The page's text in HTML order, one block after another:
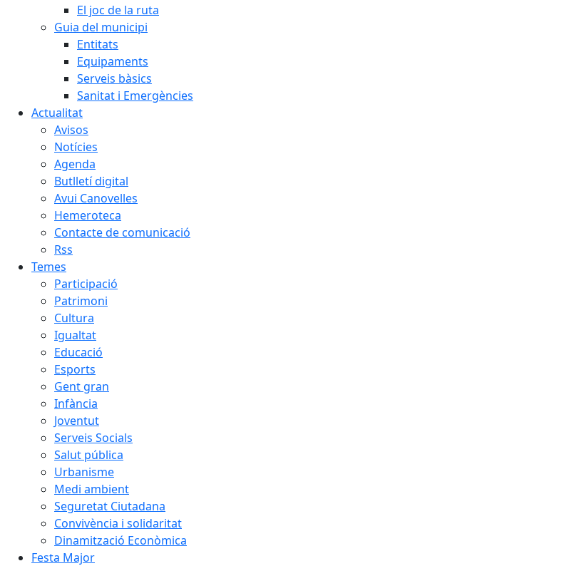
El joc de la ruta
Guia del municipi
Entitats
Equipaments
Serveis bàsics
Sanitat i Emergències
Actualitat
Avisos
Notícies
Agenda
Butlletí digital
Avui Canovelles
Hemeroteca
Contacte de comunicació
Rss
Temes
Participació
Patrimoni
Cultura
Igualtat
Educació
Esports
Gent gran
Infància
Joventut
Serveis Socials
Salut pública
Urbanisme
Medi ambient
Seguretat Ciutadana
Convivència i solidaritat
Dinamització Econòmica
Festa Major